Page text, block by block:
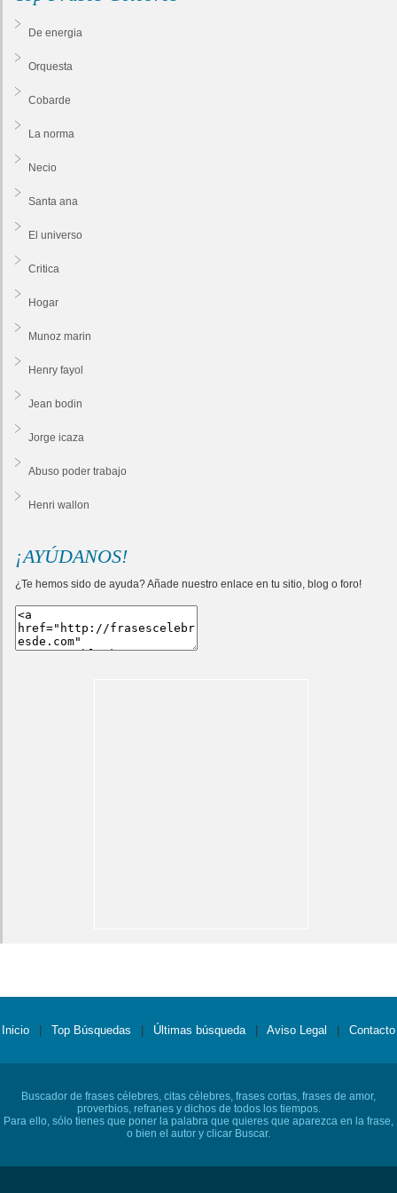
De energia
Orquesta
Cobarde
La norma
Necio
Santa ana
El universo
Critica
Hogar
Munoz marin
Henry fayol
Jean bodin
Jorge icaza
Abuso poder trabajo
Henri wallon
¡AYÚDANOS!
¿Te hemos sido de ayuda? Añade nuestro enlace en tu sitio, blog o foro!
Inicio Top Búsquedas Últimas búsqueda Aviso Legal Contacto
Buscador de frases célebres, citas célebres, frases cortas, frases de amor,
proverbios, refranes y dichos de todos los tiempos.
Para ello, sólo tienes que poner la palabra que quieres que aparezca en la frase,
o bien el autor y clicar Buscar.